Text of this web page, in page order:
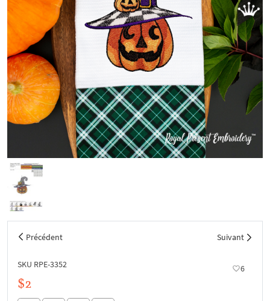
Précédent Suivant
SKU RPE-3352 6
$2